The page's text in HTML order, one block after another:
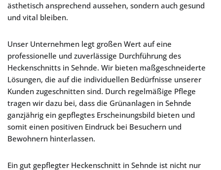
ästhetisch ansprechend aussehen, sondern auch gesund
und vital bleiben.
Unser Unternehmen legt großen Wert auf eine
professionelle und zuverlässige Durchführung des
Heckenschnitts in Sehnde. Wir bieten maßgeschneiderte
Lösungen, die auf die individuellen Bedürfnisse unserer
Kunden zugeschnitten sind. Durch regelmäßige Pflege
tragen wir dazu bei, dass die Grünanlagen in Sehnde
ganzjährig ein gepflegtes Erscheinungsbild bieten und
somit einen positiven Eindruck bei Besuchern und
Bewohnern hinterlassen.
Ein gut gepflegter Heckenschnitt in Sehnde ist nicht nur